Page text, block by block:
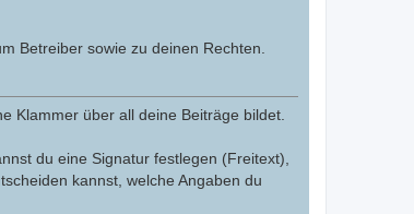
Betreiber sowie zu deinen Rechten.
Klammer über all deine Beiträge bildet.
du eine Signatur festlegen (Freitext),
kannst, welche Angaben du